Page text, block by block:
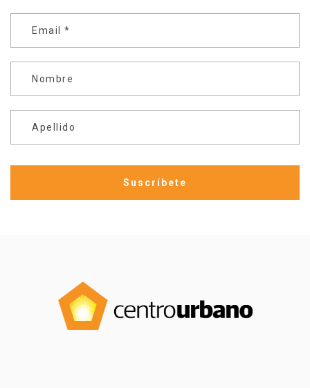
Email *
Nombre
Apellido